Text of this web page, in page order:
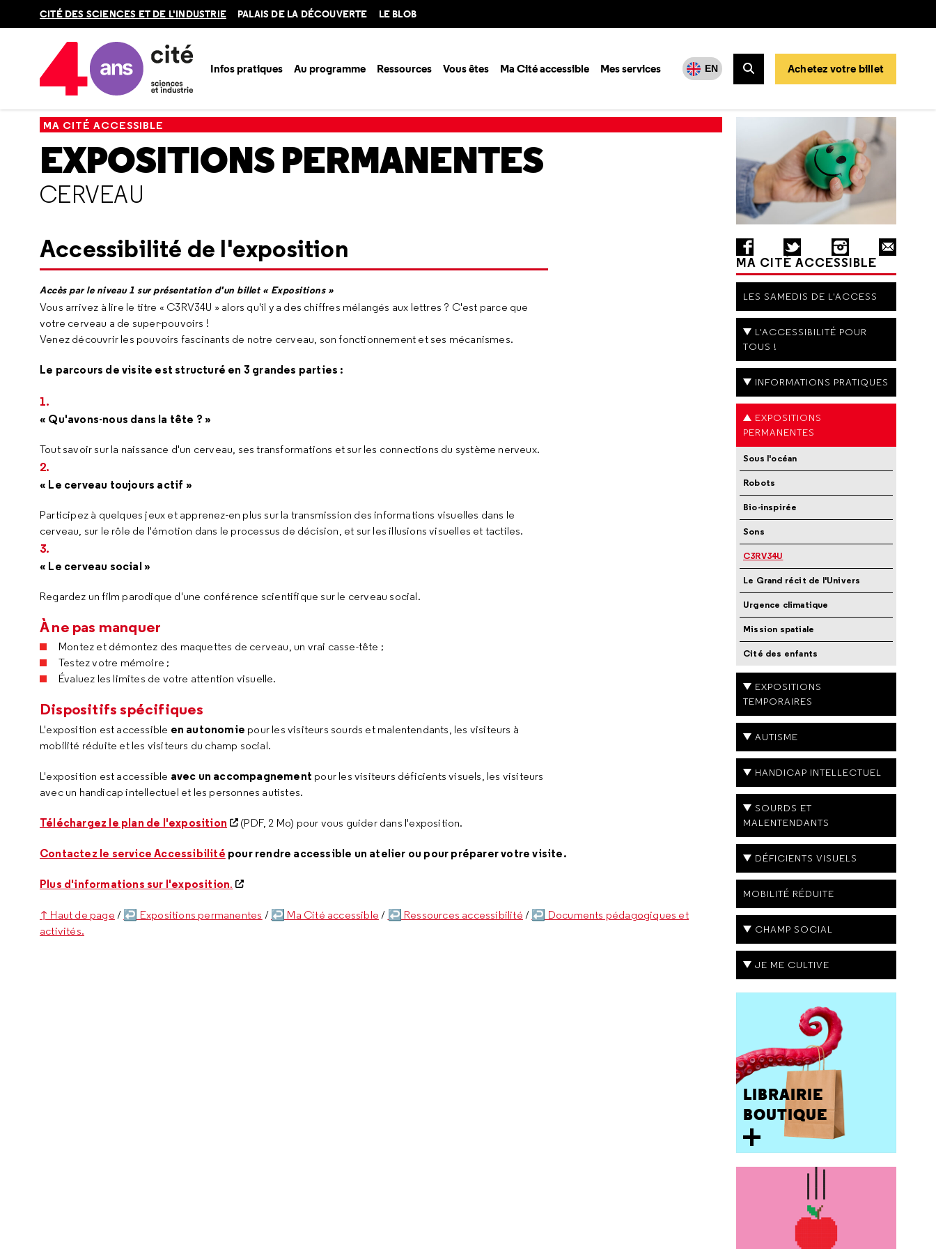
CITÉ DES SCIENCES ET DE L'INDUSTRIE PALAIS DE LA DÉCOUVERTE LE BLOB
Infos pratiques Au programme Ressources Vous êtes Ma Cité accessible Mes services EN
Rechercher
Achetez votre billet
Accueil Ma Cité accessible
MA CITÉ ACCESSIBLE
EXPOSITIONS PERMANENTES
CERVEAU
Accessibilité de l'exposition
Accès par le niveau 1 sur présentation d'un billet « Expositions »
Vous arrivez à lire le titre « C3RV34U » alors qu'il y a des chiffres mélangés aux lettres ? C'est parce que
votre cerveau a de super-pouvoirs !
Venez découvrir les pouvoirs fascinants de notre cerveau, son fonctionnement et ses mécanismes.
Le parcours de visite est structuré en 3 grandes parties :
« Qu'avons-nous dans la tête ? »
Tout savoir sur la naissance d'un cerveau, ses transformations et sur les connections du système nerveux.
« Le cerveau toujours actif »
Participez à quelques jeux et apprenez-en plus sur la transmission des informations visuelles dans le
cerveau, sur le rôle de l'émotion dans le processus de décision, et sur les illusions visuelles et tactiles.
« Le cerveau social »
Regardez un film parodique d'une conférence scientifique sur le cerveau social.
À ne pas manquer
Montez et démontez des maquettes de cerveau, un vrai casse-tête ;
Testez votre mémoire ;
Évaluez les limites de votre attention visuelle.
Dispositifs spécifiques
L'exposition est accessible en autonomie pour les visiteurs sourds et malentendants, les visiteurs à
mobilité réduite et les visiteurs du champ social.
L'exposition est accessible avec un accompagnement pour les visiteurs déficients visuels, les visiteurs
avec un handicap intellectuel et les personnes autistes.
Téléchargez le plan de l'exposition (PDF, 2 Mo) pour vous guider dans l'exposition.
Contactez le service Accessibilité pour rendre accessible un atelier ou pour préparer votre visite.
Plus d'informations sur l'exposition.
↑ Haut de page / ↩ Expositions permanentes / ↩ Ma Cité accessible / ↩ Ressources accessibilité / ↩ Documents pédagogiques et
activités.
MA CITÉ ACCESSIBLE
LES SAMEDIS DE L'ACCESS
L'ACCESSIBILITÉ POUR
TOUS !
INFORMATIONS PRATIQUES
EXPOSITIONS
PERMANENTES
Sous l'océan
Robots
Bio-inspirée
Sons
C3RV34U
Le Grand récit de l'Univers
Urgence climatique
Mission spatiale
Cité des enfants
EXPOSITIONS
TEMPORAIRES
AUTISME
HANDICAP INTELLECTUEL
SOURDS ET
MALENTENDANTS
DÉFICIENTS VISUELS
MOBILITÉ RÉDUITE
CHAMP SOCIAL
JE ME CULTIVE
LIBRAIRIE
BOUTIQUE